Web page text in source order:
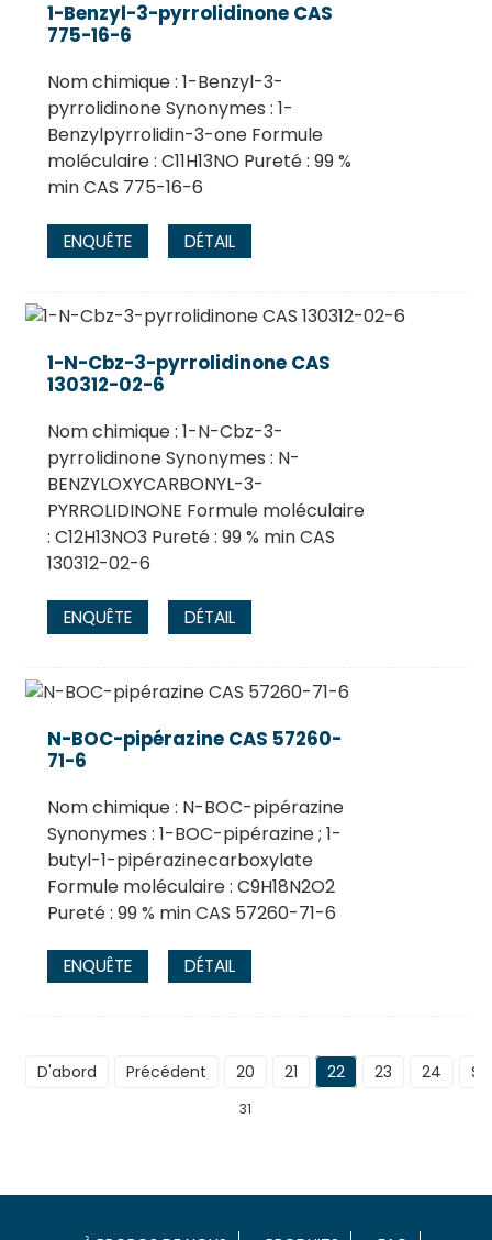
1-Benzyl-3-pyrrolidinone CAS
775-16-6
Nom chimique : 1-Benzyl-3-
pyrrolidinone Synonymes : 1-
Benzylpyrrolidin-3-one Formule
moléculaire : C11H13NO Pureté : 99 %
min CAS 775-16-6
ENQUÊTE DÉTAIL
1-N-Cbz-3-pyrrolidinone CAS
130312-02-6
Nom chimique : 1-N-Cbz-3-
pyrrolidinone Synonymes : N-
BENZYLOXYCARBONYL-3-
PYRROLIDINONE Formule moléculaire
: C12H13NO3 Pureté : 99 % min CAS
130312-02-6
ENQUÊTE DÉTAIL
N-BOC-pipérazine CAS 57260-
71-6
Nom chimique : N-BOC-pipérazine
Synonymes : 1-BOC-pipérazine ; 1-
butyl-1-pipérazinecarboxylate
Formule moléculaire : C9H18N2O2
Pureté : 99 % min CAS 57260-71-6
ENQUÊTE DÉTAIL
D'abord Précédent 20 21 22 23 24
31